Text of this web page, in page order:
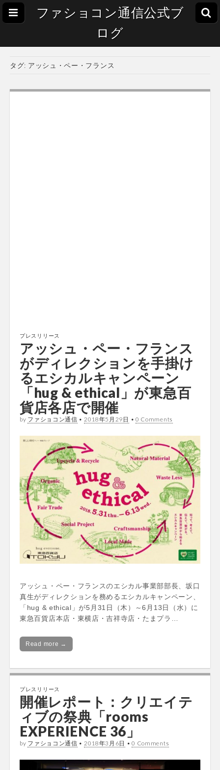
ファショコン通信公式ブ
ログ
タグ: アッシュ・ペー・フランス
プレスリリース
アッシュ・ペー・フランス
がディレクションを手掛け
るエシカルキャンペーン
「hug & ethical」が東急百
貨店各店で開催
by ファショコン通信 • 2018年5月29日 • 0 Comments
アッシュ・ペー・フランスのエシカル事業部部長、坂口
真生がディレクションを務めるエシカルキャンペーン、
「hug & ethical」が5月31日（木）～6月13日（水）に
東急百貨店本店・東横店・吉祥寺店・たまプラ…
Read more →
プレスリリース
開催レポート：クリエイテ
ィブの祭典「rooms
EXPERIENCE 36」
by ファショコン通信 • 2018年3月6日 •0 Comments